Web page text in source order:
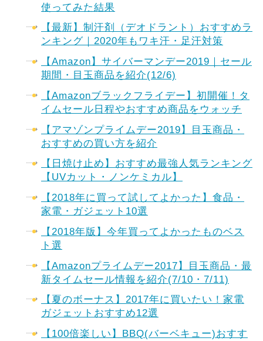
使ってみた結果
【最新】制汗剤（デオドラント）おすすめラ
ンキング｜2020年もワキ汗・足汗対策
【Amazon】サイバーマンデー2019｜セール
期間・目玉商品を紹介(12/6)
【Amazonブラックフライデー】初開催！タ
イムセール日程やおすすめ商品をウォッチ
【アマゾンプライムデー2019】目玉商品・
おすすめの買い方を紹介
【日焼け止め】おすすめ最強人気ランキング
【UVカット・ノンケミカル】
【2018年に買って試してよかった】食品・
家電・ガジェット10選
【2018年版】今年買ってよかったものベス
ト選
【Amazonプライムデー2017】目玉商品・最
新タイムセール情報を紹介(7/10・7/11)
【夏のボーナス】2017年に買いたい！家電
ガジェットおすすめ12選
【100倍楽しい】BBQ(バーベキュー)おすす